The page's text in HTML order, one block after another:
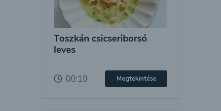
Toszkán csicseriborsó
leves
00:10 Megtekintése